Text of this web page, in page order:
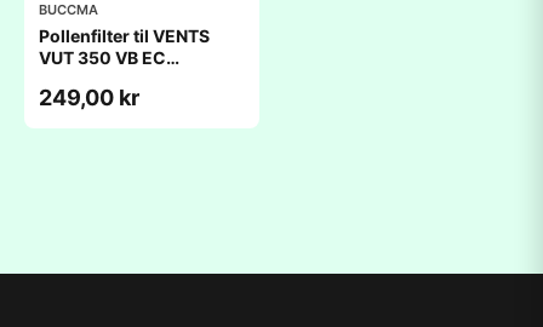
BUCCMA
Pollenfilter til VENTS
VUT 350 VB EC
249,00 kr